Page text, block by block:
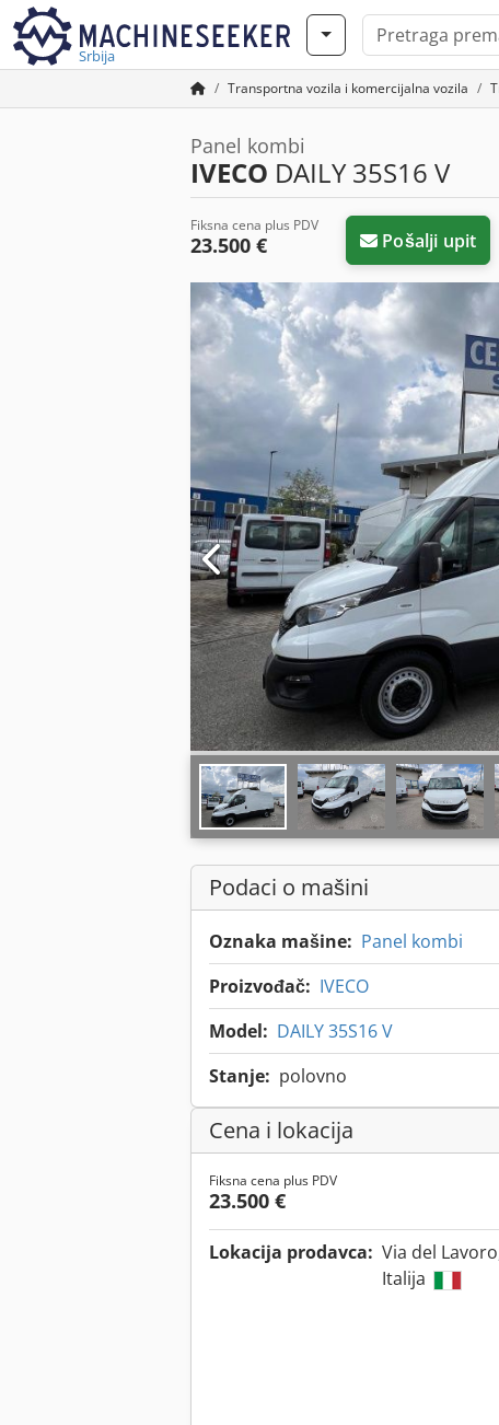
Srbija
Transportna vozila i komercijalna vozila
Panel kombi
IVECO DAILY 35S16 V
Fiksna cena plus PDV
23.500 € Pošalji upit
Podaci o mašini
Oznaka mašine: Panel kombi
Proizvođač: IVECO
Model: DAILY 35S16 V
Stanje: polovno
Cena i lokacija
Fiksna cena plus PDV
23.500 €
Lokacija prodavca: Via del
Italija